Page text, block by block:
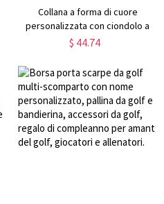
Collana a forma di cuore
personalizzata con ciondolo a
forma di cavallo e ragazza,
nome e pietra portafortuna,
regalo di compleanno per
ragazza/donna/moglie/mamma/
dei cavalli
$ 44.74